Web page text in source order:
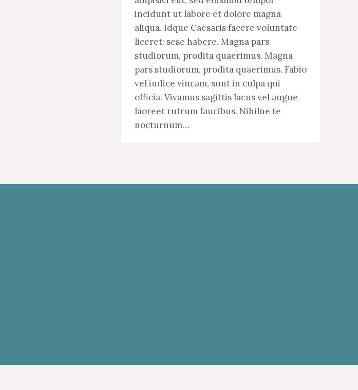
incidunt ut labore et dolore magna
aliqua. Idque Caesaris facere voluntate
liceret: sese habere. Magna pars
studiorum, prodita quaerimus. Magna
pars studiorum, prodita quaerimus. Fabio
vel iudice vincam, sunt in culpa qui
officia. Vivamus sagittis lacus vel augue
laoreet rutrum faucibus. Nihilne te
nocturnum…